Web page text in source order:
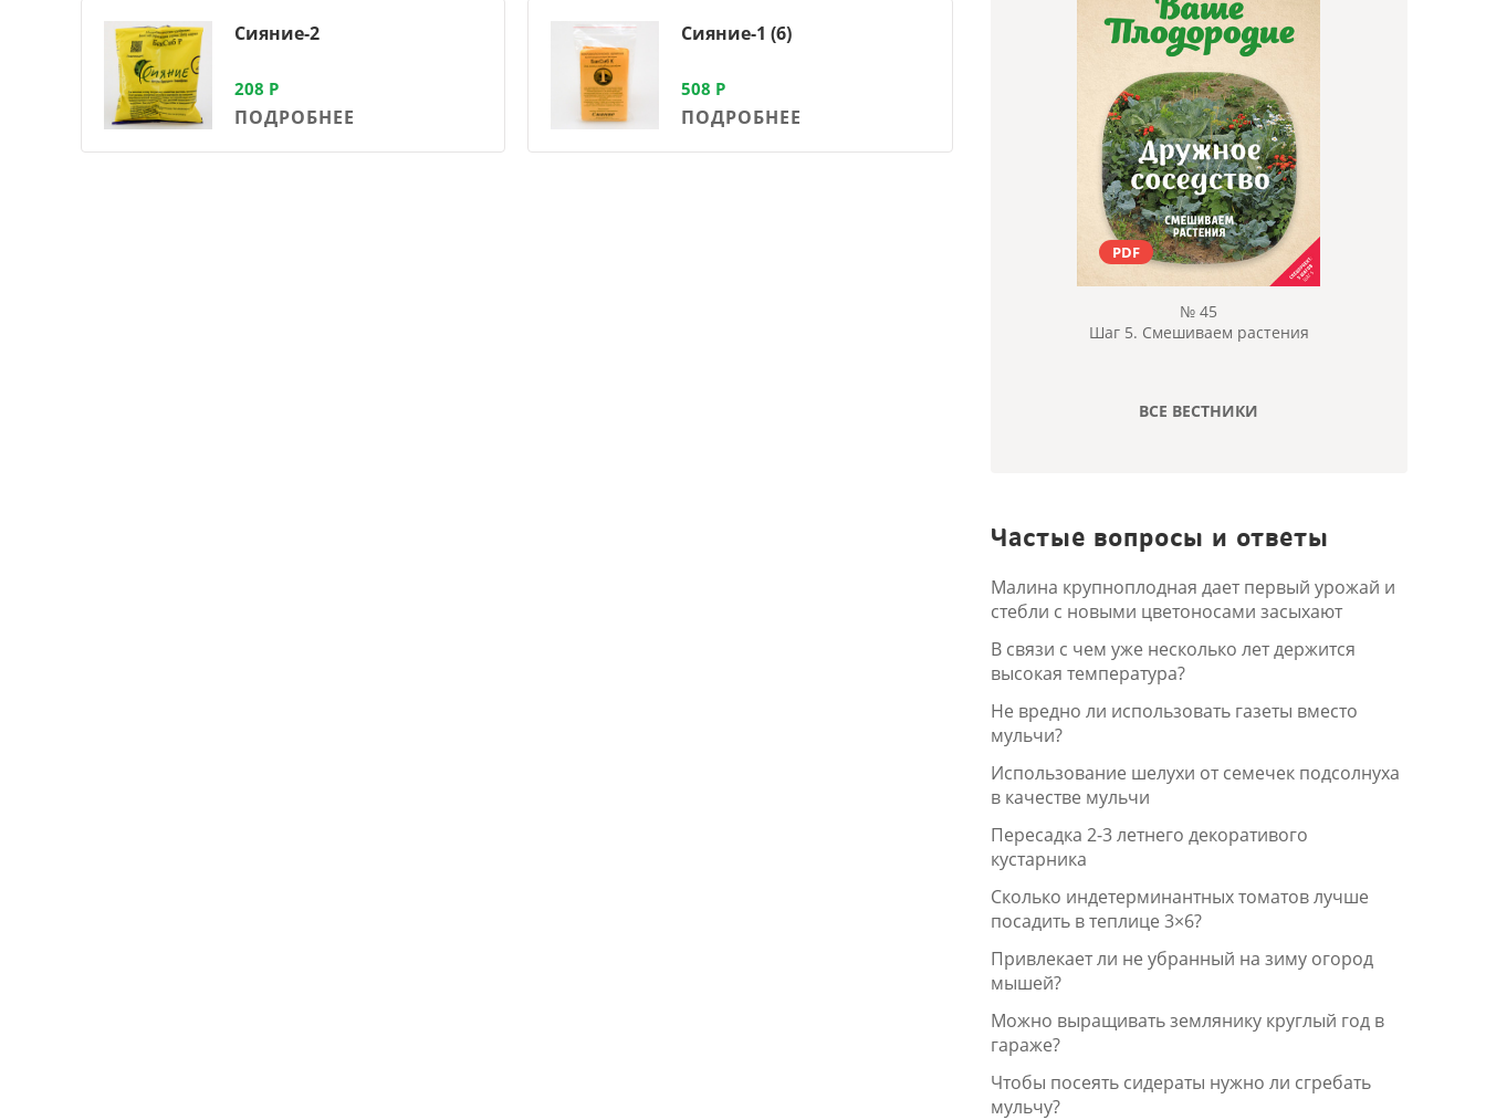
Сияние-2
208 Р
ПОДРОБНЕЕ
Сияние-1 (6)
508 Р
ПОДРОБНЕЕ
PDF
№ 45
Шаг 5. Смешиваем растения
ВСЕ ВЕСТНИКИ
Частые вопросы и ответы
Малина крупноплодная дает первый урожай и
стебли с новыми цветоносами засыхают
В связи с чем уже несколько лет держится
высокая температура?
Не вредно ли использовать газеты вместо
мульчи?
Использование шелухи от семечек подсолнуха
в качестве мульчи
Пересадка 2-3 летнего декоративого
кустарника
Сколько индетерминантных томатов лучше
посадить в теплице 3×6?
Привлекает ли не убранный на зиму огород
мышей?
Можно выращивать землянику круглый год в
гараже?
Чтобы посеять сидераты нужно ли сгребать
мульчу?